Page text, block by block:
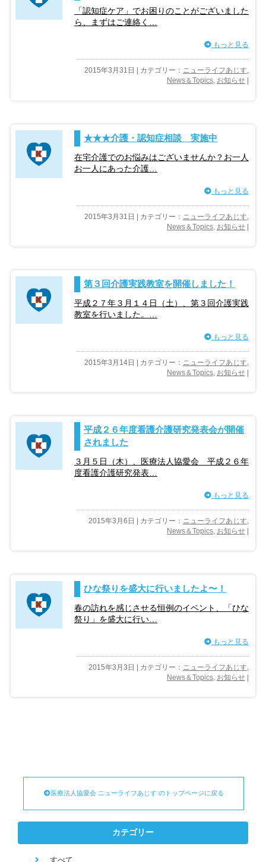
「認知症ケア」でお困りのことがございました
ら、まずはご連絡く…
もっと見る
2015年3月31日 | カテゴリー： ニューライフあじす,
News＆Topics, お知らせ|
★★★介護・認知症相談 実施中
在宅介護でのお悩みはございませんか？お一人
お一人にあった介護…
もっと見る
2015年3月31日 | カテゴリー： ニューライフあじす
News＆Topics, お知らせ|
第３回介護実践教室を開催しました！
平成２７年３月１４日（土）、第３回介護実践
教室を行いました。…
もっと見る
2015年3月14日 | カテゴリー： ニューライフあじす,
News＆Topics, お知らせ|
平成２６年度看護介護研究発表会が開催
されました
３月５日（木）、医療法人協愛会 平成２６年
度看護介護研究発表…
もっと見る
2015年3月6日 | カテゴリー： ニューライフあじす,
News＆Topics, お知らせ|
ひな祭りを盛大に行いましたよ〜！
春の訪れを感じさせる恒例のイベント、「ひな
祭り」を盛大に行い…
もっと見る
2015年3月3日 | カテゴリー： ニューライフあじす
News＆Topics, お知らせ|
医療法人協愛会 ニューライフあじす のトップページに戻る
カテゴリー
すべて